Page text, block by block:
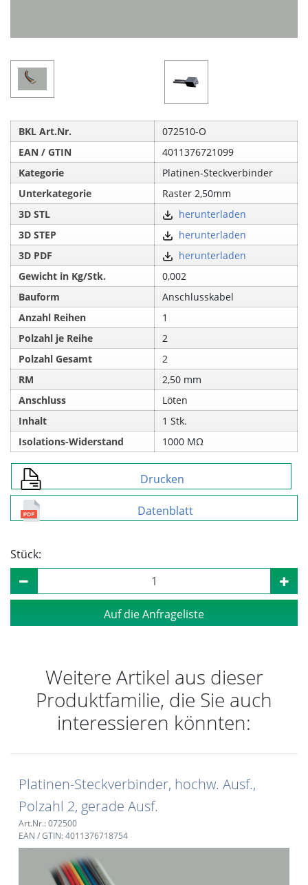
BKL Art.Nr.
072510-O
EAN / GTIN
4011376721099
Kategorie
Platinen-Steckverbinder
Unterkategorie
Raster 2,50mm
3D STL
herunterladen
3D STEP
herunterladen
3D PDF
herunterladen
Gewicht in Kg/Stk.
0,002
Bauform
Anschlusskabel
Anzahl Reihen
1
Polzahl je Reihe
2
Polzahl Gesamt
2
RM
2,50 mm
Anschluss
Löten
Inhalt
1 Stk.
Isolations-Widerstand
1000 MΩ
Drucken
Datenblatt
Stück:
Auf die Anfrageliste
Weitere Artikel aus dieser
Produktfamilie, die Sie auch
interessieren könnten:
Platinen-Steckverbinder, hochw. Ausf.,
Polzahl 2, gerade Ausf.
Art.Nr.: 072500
EAN / GTIN: 4011376718754